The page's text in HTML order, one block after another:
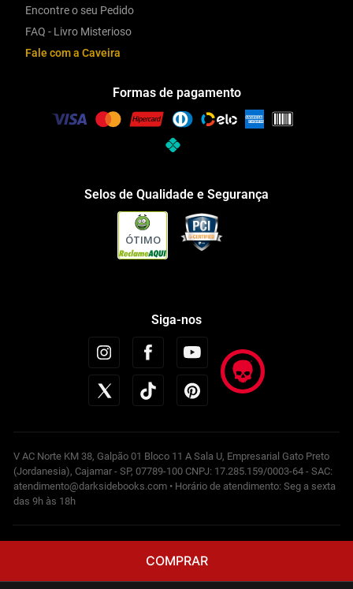
COMPRAR
Encontre o seu Pedido
FAQ - Livro Misterioso
Fale com a Caveira
Formas de pagamento
Selos de Qualidade e Segurança
ÓTIMO
Siga-nos
V AC Norte KM 38, Galpão 01 Bloco 11 A Sala U, Empresarial Gato Preto
(Jordanesia), Cajamar - SP, 07789-100 CNPJ: 17.285.159/0003-64 - SAC:
atendimento@darksidebooks.com • Horário de atendimento: Seg a sexta
das 9h às 18h